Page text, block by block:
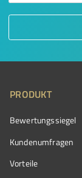
PRODUKT
Bewertungssiegel
Kundenumfragen
Vorteile